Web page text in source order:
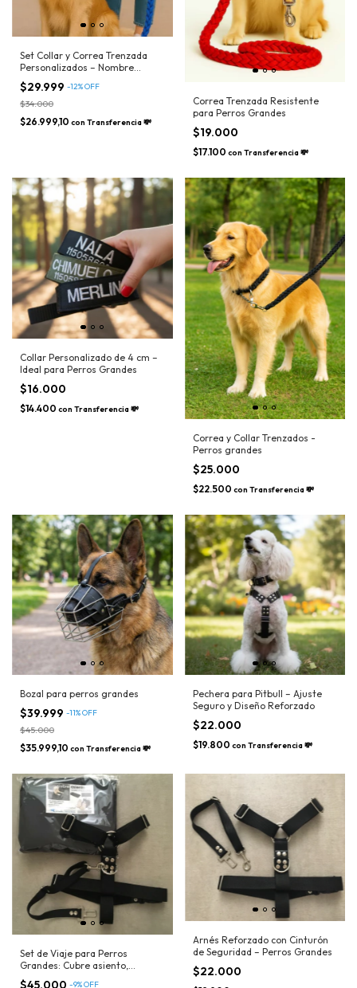
Set Collar y Correa Trenzada
Personalizados – Nombre
Bordado
$29.999 -12%OFF
$34.000
$26.999,10 con Transferencia 💸
Correa Trenzada Resistente
para Perros Grandes
$19.000
$17.100 con Transferencia 💸
Collar Personalizado de 4 cm –
Ideal para Perros Grandes
$16.000
$14.400 con Transferencia 💸
Correa y Collar Trenzados -
Perros grandes
$25.000
$22.500 con Transferencia 💸
Bozal para perros grandes
$39.999 -11%OFF
$45.000
$35.999,10 con Transferencia 💸
Pechera para Pitbull – Ajuste
Seguro y Diseño Reforzado
$22.000
$19.800 con Transferencia 💸
Set de Viaje para Perros
Grandes: Cubre asiento,
Cinturón de seguridad, Arnés
$45.000 -9%OFF
Arnés Reforzado con Cinturón
de Seguridad – Perros Grandes
$22.000